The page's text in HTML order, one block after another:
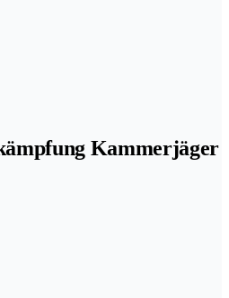
Kammerjäger